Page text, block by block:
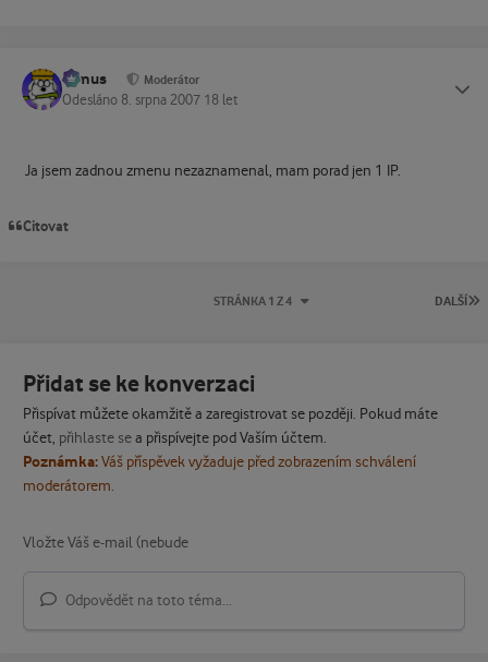
tomus Moderátor
Odesláno 8. srpna 2007 18 let
Ja jsem zadnou zmenu nezaznamenal, mam porad jen 1 IP.
Citovat
DALŠÍ
STRÁNKA 1 Z 4
Přidat se ke konverzaci
Přispívat můžete okamžitě a zaregistrovat se později. Pokud máte
účet, přihlaste sea přispívejte pod Vaším účtem.
Poznámka:Váš příspěvek vyžaduje před zobrazením schválení
moderátorem.
Odpovědět na toto téma...